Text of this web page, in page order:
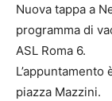
Nuova tappa a
programma di
ASL Roma 6.​
piazza Mazzini.​